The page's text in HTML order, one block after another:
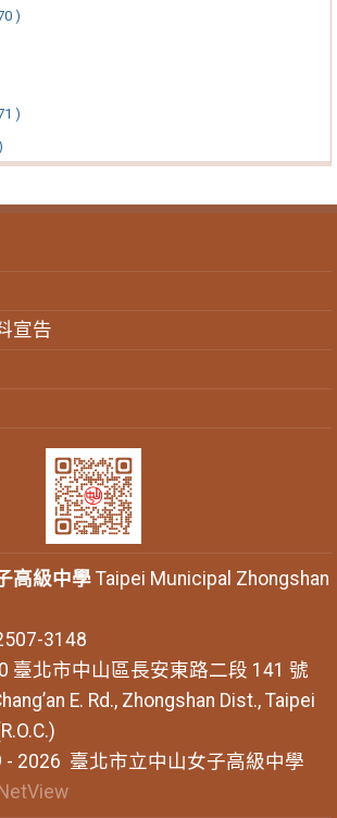
)
)
宣告
高級中學Taipei Municipal Zhongshan
3148
臺北市中山區長安東路二段 141 號
E. Rd., Zhongshan Dist., Taipei
- 2026 臺北市立中山女子高級中學
NetView